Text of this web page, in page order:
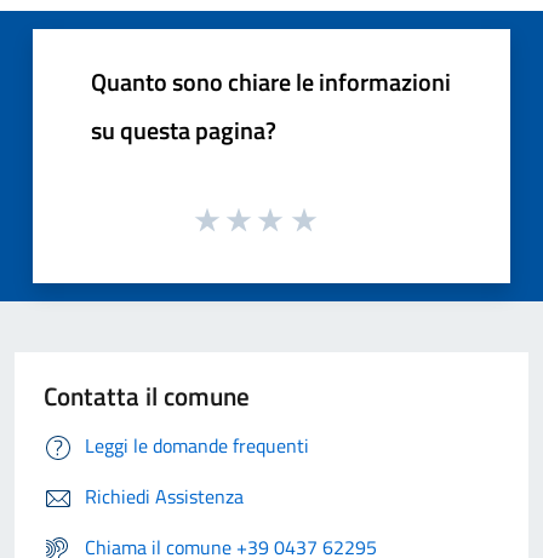
Quanto sono chiare le informazioni
su questa pagina?
Contatta il comune
Leggi le domande frequenti
Richiedi Assistenza
Chiama il comune +39 0437 62295